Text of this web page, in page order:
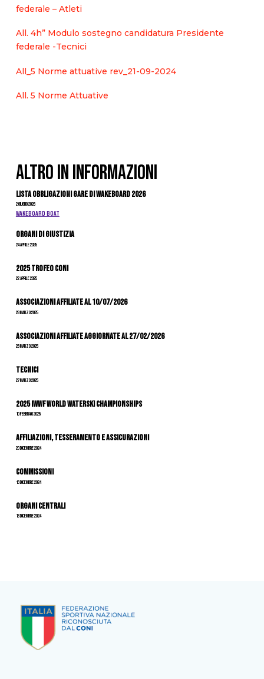
federale – Atleti
All. 4h” Modulo sostegno candidatura Presidente
federale -Tecnici
All_5 Norme attuative rev_21-09-2024
All. 5 Norme Attuative
ALTRO IN INFORMAZIONI
Lista Obbligazioni Gare di Wakeboard 2026
2 Giugno 2026
WAKEBOARD BOAT
Organi di giustizia
24 Aprile 2025
2025 Trofeo Coni
22 Aprile 2025
Associazioni Affiliate al 10/07/2026
28 Marzo 2025
ASSOCIAZIONI AFFILIATE AGGIORNATE AL 27/02/2026
28 Marzo 2025
Tecnici
27 Marzo 2025
2025 IWWF World Waterski Championships
10 Febbraio 2025
Affiliazioni, tesseramento e assicurazioni
20 Dicembre 2024
Commissioni
13 Dicembre 2024
Organi Centrali
13 Dicembre 2024